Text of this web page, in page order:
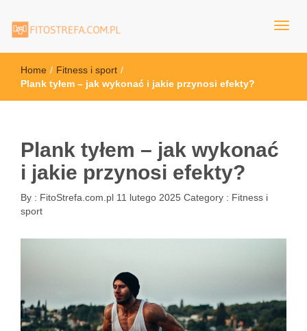
FitoStrefa.com.pl
Home / Fitness i sport /
Plank tyłem – jak wykonać i jakie przynosi efekty?
Plank tyłem – jak wykonać
i jakie przynosi efekty?
By : FitoStrefa.com.pl 11 lutego 2025 Category : Fitness i
sport